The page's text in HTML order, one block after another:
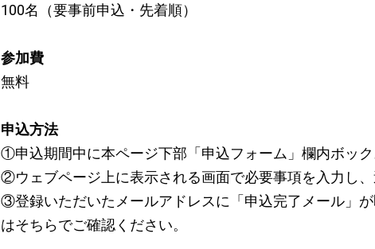
100名（要事前申込・先着順）
参加費
無料
申込方法
①申込期間中に本ページ下部「申込フォーム」欄内ボック
②ウェブページ上に表示される画面で必要事項を入力し、
③登録いただいたメールアドレスに「申込完了メール」
はそちらでご確認ください。